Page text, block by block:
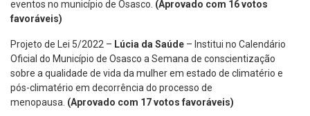
eventos no município de Osasco. (Aprovado com 16 votos
favoráveis)
Projeto de Lei 5/2022 – Lúcia da Saúde – Institui no Calendário
Oficial do Município de Osasco a Semana de conscientização
sobre a qualidade de vida da mulher em estado de climatério e
pós-climatério em decorrência do processo de
menopausa. (Aprovado com 17 votos favoráveis)